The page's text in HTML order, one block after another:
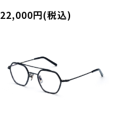
22,000円(税込)